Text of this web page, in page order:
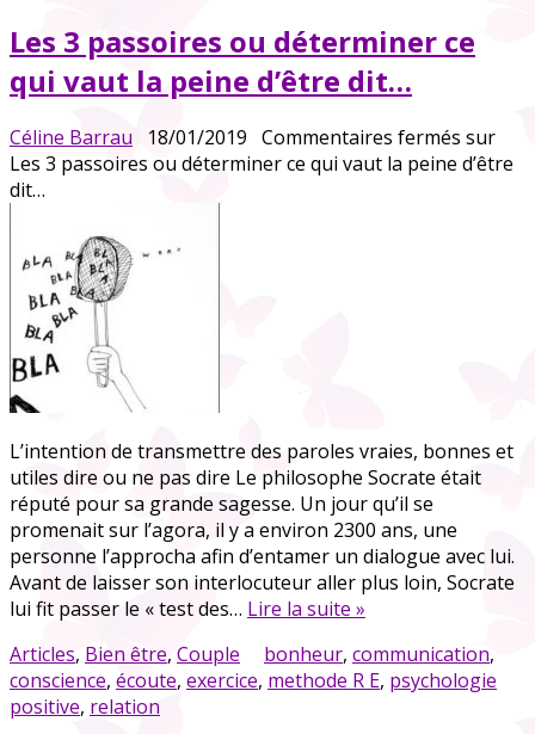
Les 3 passoires ou déterminer ce
qui vaut la peine d’être dit…
Céline Barrau 18/01/2019 Commentaires fermés sur
Les 3 passoires ou déterminer ce qui vaut la peine d’être
dit…
L’intention de transmettre des paroles vraies, bonnes et
utiles dire ou ne pas dire Le philosophe Socrate était
réputé pour sa grande sagesse. Un jour qu’il se
promenait sur l’agora, il y a environ 2300 ans, une
personne l’approcha afin d’entamer un dialogue avec lui.
Avant de laisser son interlocuteur aller plus loin, Socrate
lui fit passer le « test des… Lire la suite »
Articles, Bien être, Couple bonheur, communication,
conscience, écoute, exercice, methode R E, psychologie
positive, relation